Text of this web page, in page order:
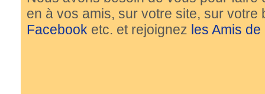
en à vos amis, sur votre site, sur
Facebook etc. et rejoignez les Amis